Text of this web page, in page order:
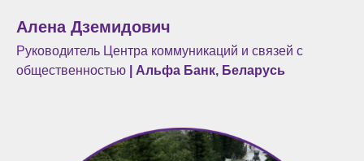
Алена Дземидович
Руководитель Центра коммуникаций и связей с
общественностью | Альфа Банк, Беларусь